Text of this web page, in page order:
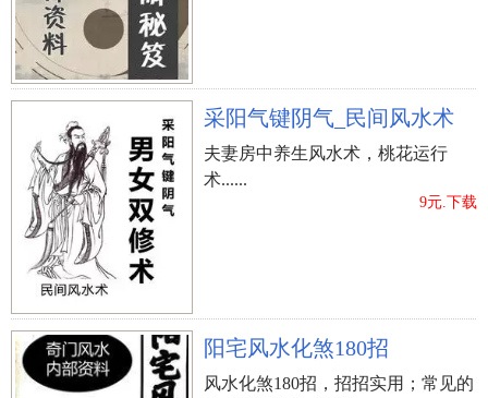
采阳气键阴气_民间风水术
夫妻房中养生风水术，桃花运行
术......
9元.下载
阳宅风水化煞180招
风水化煞180招，招招实用；常见的